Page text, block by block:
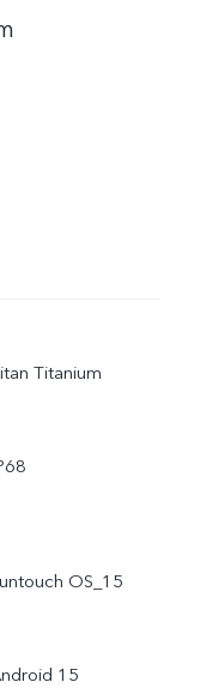
Titanium
OS_15
15